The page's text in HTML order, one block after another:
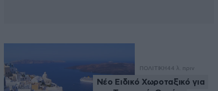
ΠΟΛΙΤΙΚΗ44 λ. πριν
Νέο Ειδικό Χωροταξικό για